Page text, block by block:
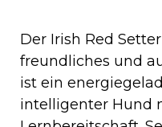
Der Irish Red
freundliches und
ist ein
intelligenter Hund